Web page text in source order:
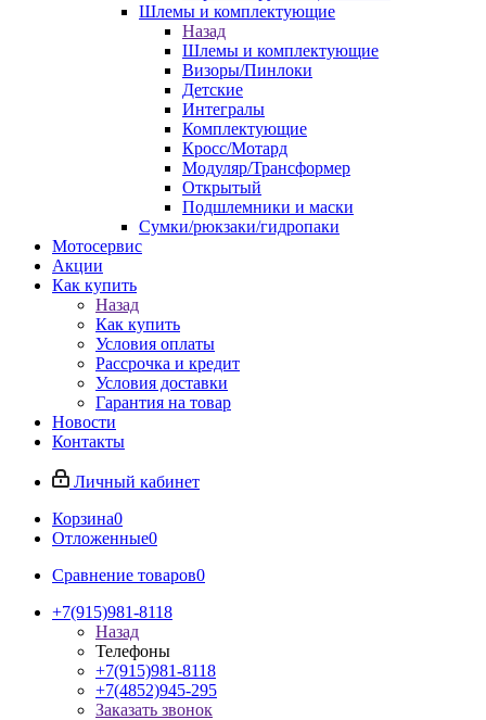
Шлемы и комплектующие
Назад
Шлемы и комплектующие
Визоры/Пинлоки
Детские
Интегралы
Комплектующие
Кросс/Мотард
Модуляр/Трансформер
Открытый
Подшлемники и маски
Сумки/рюкзаки/гидропаки
Мотосервис
Акции
Как купить
Назад
Как купить
Условия оплаты
Рассрочка и кредит
Условия доставки
Гарантия на товар
Новости
Контакты
Личный кабинет
Корзина0
Отложенные0
Сравнение товаров0
+7(915)981-8118
Назад
Телефоны
+7(915)981-8118
+7(4852)945-295
Заказать звонок